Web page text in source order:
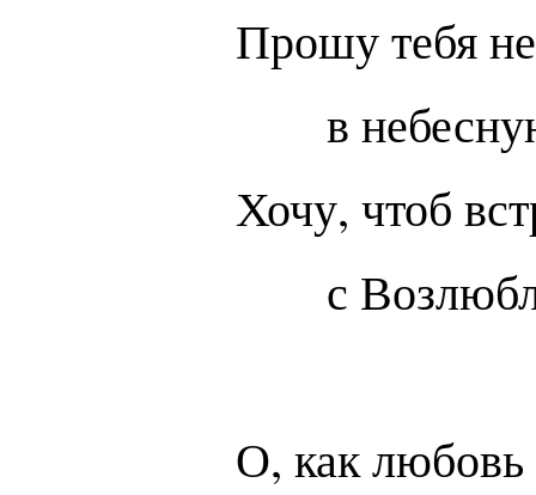
Прошу тебя
в
Хочу, чтоб
с
О, как любовь